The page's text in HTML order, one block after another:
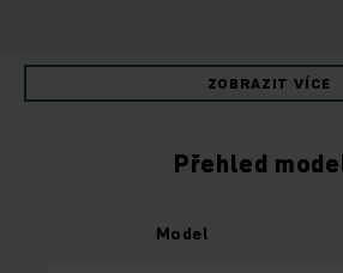
ZOBRAZIT VÍCE
Přehled
Model